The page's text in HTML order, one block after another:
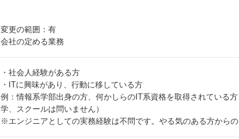
変更の範囲：有
会社の定める業務
・社会人経験がある方
・ITに興味があり、行動に移している方
例：情報系学部出身の方、何かしらのIT系資格を取得されている
学、スクールは問いません）
※エンジニアとしての実務経験は不問です。やる気のある方からの